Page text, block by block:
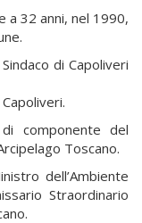
a 32 anni, nel 1990,
di Capoliveri
componente del
Toscano.
dell’Ambiente
Straordinario